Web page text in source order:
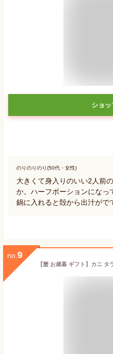
ショ
のりのりのり(50代・女性)
大きくて身入りのいい2人前
か。ハーフポーションになっ
鍋に入れると殻から出汁がで
no. 9